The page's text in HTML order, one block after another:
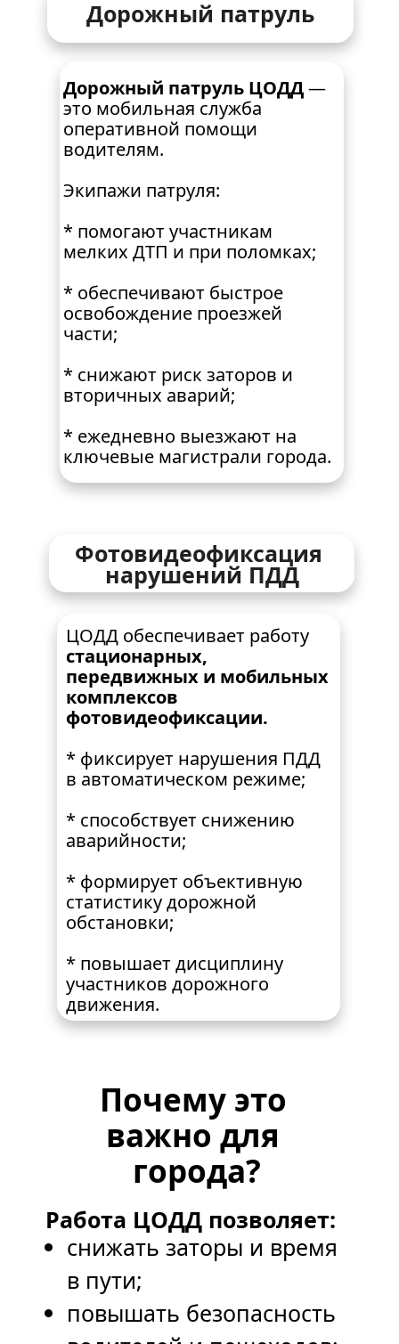
Дорожный патруль
Фотовидеофиксация
нарушений ПДД
Дорожный патруль ЦОДД —
это мобильная служба
оперативной помощи
водителям.
Экипажи патруля:
* помогают участникам
мелких ДТП и при поломках;
* обеспечивают быстрое
освобождение проезжей
части;
* снижают риск заторов и
вторичных аварий;
* ежедневно выезжают на
ключевые магистрали города.
стационарных,
передвижных и мобильных
комплексов
фотовидеофиксации.
* фиксирует нарушения ПДД
в автоматическом режиме;
* способствует снижению
аварийности;
* формирует объективную
статистику дорожной
обстановки;
* повышает дисциплину
участников дорожного
движения.
Почему это
важно для
города?
Работа ЦОДД позволяет:
снижать заторы и время
в пути;
повышать безопасность